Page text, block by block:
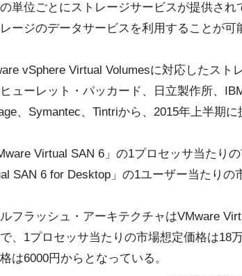
単位ごとにストレージサービスが提供さ
ージのデータサービスを利用することが可
vSphere Virtual Volumesに対応したスト
ューレット・パッカード、日立製作所、
、Symantec、Tintriから、2015年上半期に
Virtual SAN 6」の1プロセッサ当たり
SAN 6 for Desktop」の1ユーザー当たりの
フラッシュ・アーキテクチャはVMware
、1プロセッサ当たりの市場想定価格は18
は6000円からとなっている。